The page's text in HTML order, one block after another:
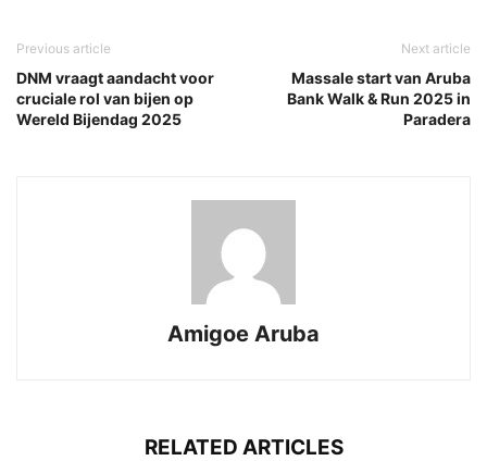
Previous article
DNM vraagt aandacht voor
cruciale rol van bijen op
Wereld Bijendag 2025
Next article
Massale start van Aruba
Bank Walk & Run 2025 in
Paradera
Amigoe Aruba
RELATED ARTICLES